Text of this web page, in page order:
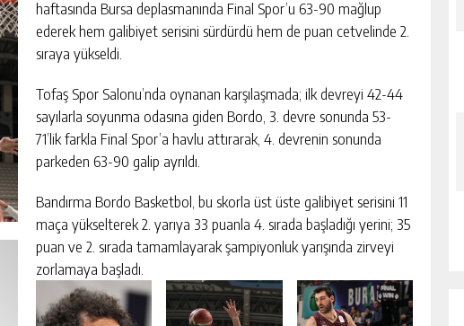
haftasında Bursa deplasmanında Final Spor’u 63-90 mağlup
ederek hem galibiyet serisini sürdürdü hem de puan cetvelinde 2.
sıraya yükseldi.
Tofaş Spor Salonu’nda oynanan karşılaşmada; ilk devreyi 42-44
sayılarla soyunma odasına giden Bordo, 3. devre sonunda 53-
71’lik farkla Final Spor’a havlu attırarak, 4. devrenin sonunda
parkeden 63-90 galip ayrıldı.
Bandırma Bordo Basketbol, bu skorla üst üste galibiyet serisini 11
maça yükselterek 2. yarıya 33 puanla 4. sırada başladığı yerini; 35
puan ve 2. sırada tamamlayarak şampiyonluk yarışında zirveyi
zorlamaya başladı.